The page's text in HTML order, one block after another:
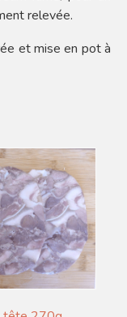
relevée.
et mise en pot à